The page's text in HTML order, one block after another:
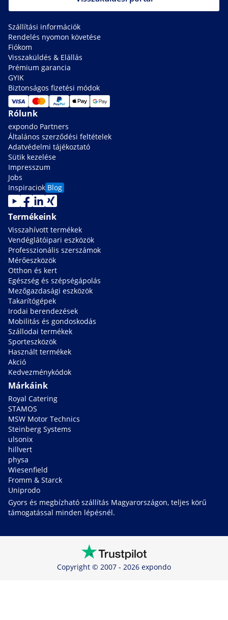
Szállítási információk
Rendelés nyomon követése
Fiókom
Visszaküldés & Elállás
Prémium garancia
GYIK
Biztonságos fizetési módok
Rólunk
expondo Partners
Általános szerződési feltételek
Adatvédelmi tájékoztató
Sütik kezelése
Impresszum
Jobs
Inspiraciok Blog
Termékeink
Visszahívott termékek
Vendéglátóipari eszközök
Professzionális szerszámok
Mérőeszközök
Otthon és kert
Egészség és szépségápolás
Mezőgazdasági eszközök
Takarítógépek
Irodai berendezések
Mobilitás és gondoskodás
Szállodai termékek
Sporteszközök
Használt termékek
Akció
Kedvezménykódok
Márkáink
Royal Catering
STAMOS
MSW Motor Technics
Steinberg Systems
ulsonix
hillvert
physa
Wiesenfield
Fromm & Starck
Uniprodo
Gyors és megbízható szállítás Magyarországon, teljes körű
támogatással minden lépésnél.
Copyright © 2007 - 2026 expondo